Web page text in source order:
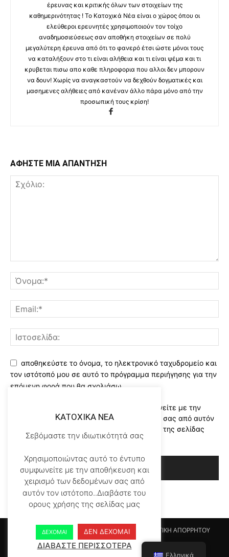
έρευνας και κριτικής όλων των στοιχείων της
καθημερινότητας ! Το Κατοχικά Νέα είναι ο χώρος όπου οι
ελεύθεροι ερευνητές χρησιμοποιούν τον τοίχο
αναδημοσιεύσεως σαν αποθήκη στοιχείων σε πολύ
μεγαλύτερη έρευνα από ότι το φανερό έτσι ώστε μόνοι τους
να καταλήξουν στο τι είναι αλήθεια και τι είναι ψέμα και τι
κρυβεται πισω απο καθε πληροφορια που αλλοι δεν μπορουν
να δουν! Χωρίς να αναγκαστούν να δεχθούν δογματικές και
μασημενες αλήθειες από κανέναν άλλο πάρα μόνο από την
προσωπική τους κρίση!
ΑΦΗΣΤΕ ΜΙΑ ΑΠΑΝΤΗΣΗ
αποθηκεύστε το όνομα, το ηλεκτρονικό ταχυδρομείο και
τον ιστότοπό μου σε αυτό το πρόγραμμα περιήγησης για την
επόμενη φορά που θα σχολιάσω.
Χρησιμοποιώντας αυτό το έντυπο συμφωνείτε με την
αποθήκευση και χειρισμό των δεδομένων σας από αυτόν
τον ιστότοπο..Διαβάστε του ορους χρήσης της σελίδας
μας*
Αρχικη KATOHIKA NEA Login Register
ΠΟΛΙΤΙΚΗ ΑΠΟΡΡΗΤΟΥ
ΟΡΟΙ ΧΡΗΣΗΣ
ΕΠΙΚΟΙΝΩΝΙΑ
KATOXIKA NEA
Σεβόμαστε την ιδιωτικότητά σας
Χρησιμοποιώντας αυτό το έντυπο
συμφωνείτε με την αποθήκευση και
χειρισμό των δεδομένων σας από
αυτόν τον ιστότοπο..Διαβάστε του
ορους χρήσης της σελίδας μας
ΔΕΧΟΜΑΙ ΔΕΝ ΔΕΧΟΜΑΙ
ΔΙΑΒΑΣΤΕ ΠΕΡΙΣΣΟΤΕΡΑ
Ελληνικά